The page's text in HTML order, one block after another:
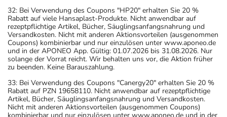
32: Bei Verwendung des Coupons "HP20" erhalten Sie 20 %
Rabatt auf viele Hansaplast-Produkte. Nicht anwendbar auf
rezeptpflichtige Artikel, Bücher, Säuglingsanfangsnahrung und
Versandkosten. Nicht mit anderen Aktionsvorteilen (ausgenommen
Coupons) kombinierbar und nur einzulösen unter www.aponeo.de
und in der APONEO App. Gültig: 01.07.2026 bis 31.08.2026. Nur
solange der Vorrat reicht. Wir behalten uns vor, die Aktion früher
zu beenden. Keine Barauszahlung.
33: Bei Verwendung des Coupons "Canergy20" erhalten Sie 20 %
Rabatt auf PZN 19658110. Nicht anwendbar auf rezeptpflichtige
Artikel, Bücher, Säuglingsanfangsnahrung und Versandkosten.
Nicht mit anderen Aktionsvorteilen (ausgenommen Coupons)